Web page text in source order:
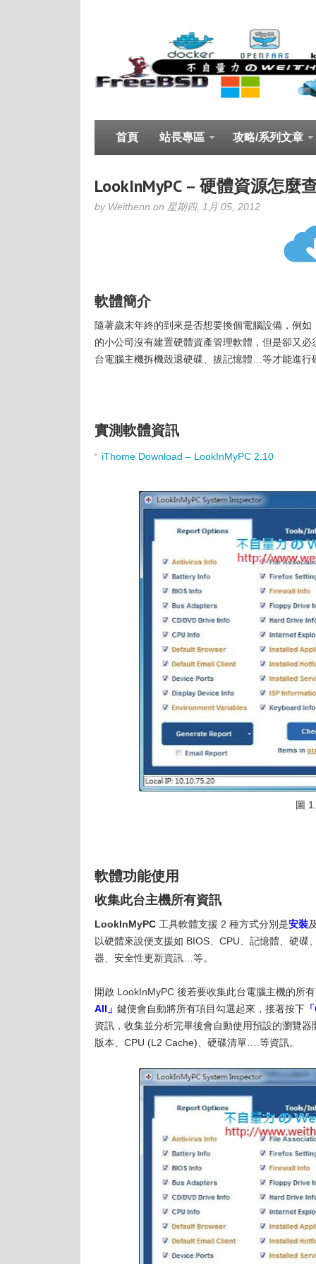
首頁 站長專區 攻略/系列文章
LookInMyPC – 硬體資源怎麼
by Weithenn on 星期四, 1月 05, 2012
軟體簡介
隨著歲末年終的到來是否想要換個電腦設備，例
的小公司沒有建置硬體資產管理軟體，但是卻又
台電腦主機拆機殼退硬碟、拔記憶體…等才能進
實測軟體資訊
iThome Download – LookInMyPC 2.10
圖
軟體功能使用
收集此台主機所有資訊
LookInMyPC 工具軟體支援 2 種方式分別是安裝
以硬體來說便支援如 BIOS、CPU、記憶體、硬
器、安全性更新資訊…等。
開啟 LookInMyPC 後若要收集此台電腦主機的所
All」 鍵便會自動將所有項目勾選起來，接著按下
資訊，收集並分析完畢後會自動使用預設的瀏覽
版本、CPU (L2 Cache)、硬碟清單….等資訊。